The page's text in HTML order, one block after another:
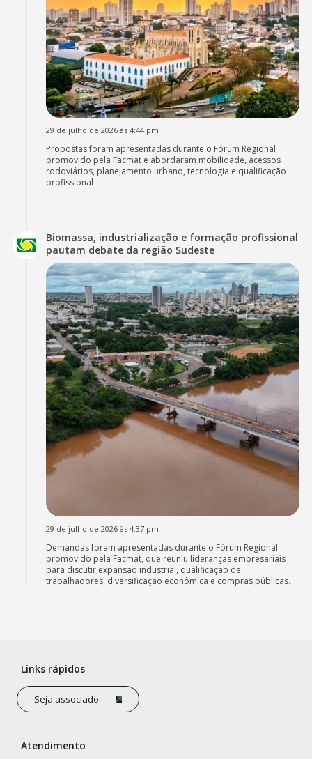
29 de julho de 2026 às 4:44 pm
Propostas foram apresentadas durante o Fórum Regional
promovido pela Facmat e abordaram mobilidade, acessos
rodoviários, planejamento urbano, tecnologia e qualificação
profissional
Biomassa, industrialização e formação profissional
pautam debate da região Sudeste
29 de julho de 2026 às 4:37 pm
Demandas foram apresentadas durante o Fórum Regional
promovido pela Facmat, que reuniu lideranças empresariais
para discutir expansão industrial, qualificação de
trabalhadores, diversificação econômica e compras públicas.
Links rápidos
Seja associado
Atendimento